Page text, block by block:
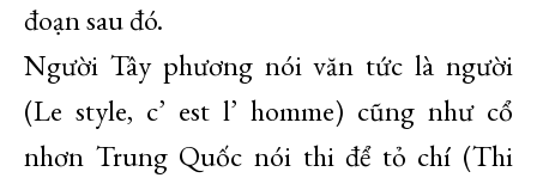
đoạn sau đó.
Người Tây phương nói văn tức là người
(Le style, c’ est l’ homme) cũng như cổ
nhơn Trung Quốc nói thi để tỏ chí (Thi